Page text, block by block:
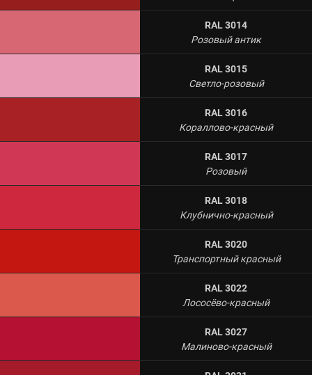
RAL 3014
Розовый антик
RAL 3015
Светло-розовый
RAL 3016
Кораллово-красный
RAL 3017
Розовый
RAL 3018
Клубнично-красный
RAL 3020
Транспортный красный
RAL 3022
Лососёво-красный
RAL 3027
Малиново-красный